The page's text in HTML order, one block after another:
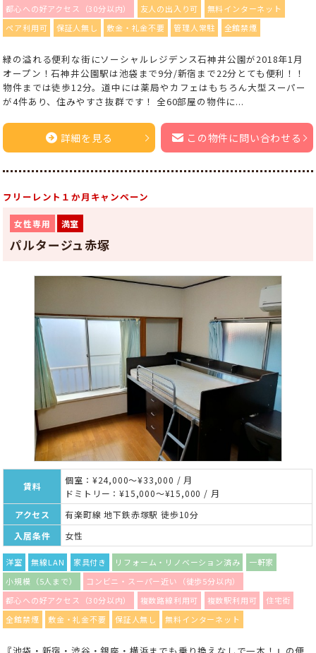
都心への好アクセス（30分以内） 友人の出入り可
無料インターネット
ペア利用可
保証人無し 敷金・礼金不要 管理人常駐 全館禁煙
緑の溢れる便利な街にソーシャルレジデンス石神井公園が2018年1月
オープン！石神井公園駅は池袋まで9分/新宿まで22分とても便利！！
物件までは徒歩12分。道中には薬局やカフェはもちろん大型スーパー
が4件あり、住みやすさ抜群です！ 全60部屋の物件に...
詳細を見る この物件に問い合わせる
フリーレント１か月キャンペーン
女性専用 満室
パルタージュ赤塚
賃料
個室：¥24,000～¥33,000 / 月
ドミトリー：¥15,000～¥15,000 / 月
アクセス
有楽町線 地下鉄赤塚駅 徒歩10分
入居条件
女性
洋室 無線LAN 家具付き リフォーム・リノベーション済み
一軒家
小規模（5人まで）
コンビニ・スーパー近い（徒歩5分以内）
都心への好アクセス（30分以内）
複数路線利用可 複数駅利用可
住宅街
全館禁煙
敷金・礼金不要 保証人無し 無料インターネット